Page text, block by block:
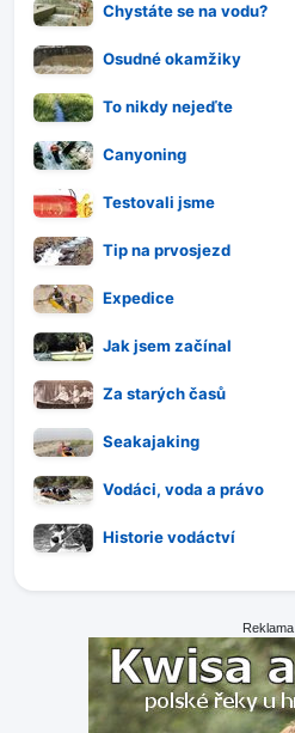
Chystáte se na vodu?
Osudné okamžiky
To nikdy nejeďte
Canyoning
Testovali jsme
Tip na prvosjezd
Expedice
Jak jsem začínal
Za starých časů
Seakajaking
Vodáci, voda a právo
Historie vodáctví
Reklama